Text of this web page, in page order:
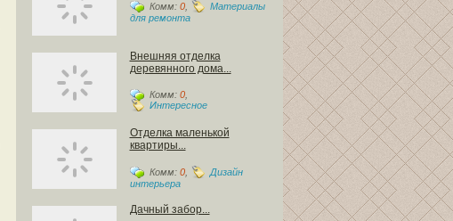
Комм: 0,
Материалы
для ремонта
Внешняя отделка
деревянного дома...
Комм: 0,
Интересное
Отделка маленькой
квартиры...
Комм: 0,
Дизайн
интерьера
Дачный забор...